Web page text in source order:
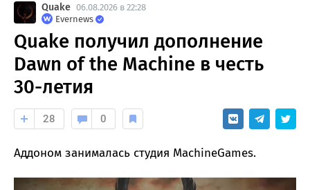
Quake 06.08.2026 в 22:28
Evernews
Quake получил дополнение
Dawn of the Machine в честь
30-летия
28 0
Аддоном занималась студия MachineGames.